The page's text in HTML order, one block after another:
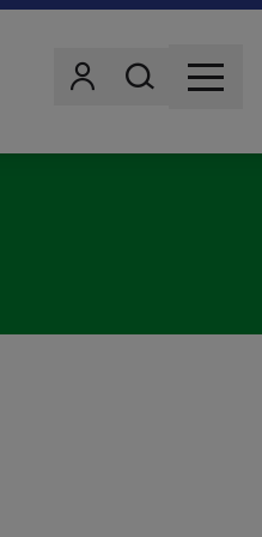
Benutzer
Wonach suchst
MENU